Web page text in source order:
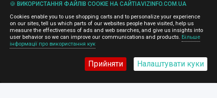
і не продаємо особисту інформацію зареєстрованих користувачів
AvizInfo.com.ua третім особам. Ми не відповідаємо за правила
конфіденційності сайтів на які посилається AvizInfo.com.ua. На
деяких сторінках нашого сайту представлена реклама Google
Adsense Advertising Network. Щоб дізнатися детальніше про
правила конфіденційності Google
🍪 ВИКОРИСТАННЯ ФАЙЛІВ COOKIE НА САЙТІAVIZINFO.COM.UA
Cookies enable you to use shopping carts and to personalize your experience
on our sites, tell us which parts of our websites people have visited, help us
measure the effectiveness of ads and web searches, and give us insights into
user behavior so we can improve our communications and products. Більше
інформації про використання кук
Прийняти Налаштувати куки